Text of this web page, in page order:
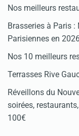
Nos meilleurs
Brasseries à Paris
Parisiennes en
Nos 10 meilleurs
Terrasses Rive
Réveillons du
soirées,
100€